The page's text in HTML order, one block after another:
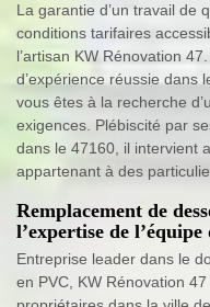
La garantie d’un travail de
conditions tarifaires
l’artisan KW Rénovation
d’expérience réussie dans
vous êtes à la recherche
exigences. Plébiscité par
dans le 47160, il intervient
appartenant à des
Remplacement de
l’expertise de
Entreprise leader dans le
en PVC, KW Rénovation